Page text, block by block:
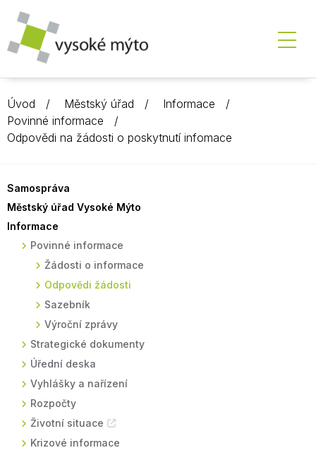
Úvod Městský úřad
Informace
Povinné informace
Odpovědi na žádosti o poskytnutí infomace
Samospráva
Městský úřad Vysoké Mýto
Informace
Povinné informace
Žádosti o informace
Odpovědi žádosti
Sazebník
Výroční zprávy
Strategické dokumenty
Úřední deska
Vyhlášky a nařízení
Rozpočty
Životní situace
Krizové informace